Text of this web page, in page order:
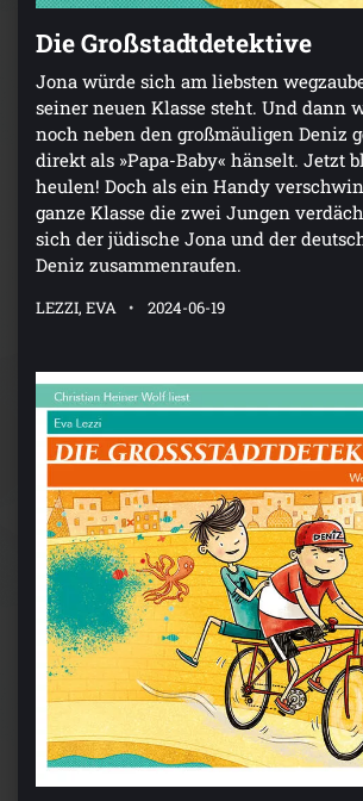
Die Großstadtdetektive
Jona würde sich am liebsten
seiner neuen Klasse steht. Und dann
noch neben den großmäuligen Deniz
direkt als »Papa-Baby« hänselt. Jetzt
heulen! Doch als ein Handy
ganze Klasse die zwei Jungen
sich der jüdische Jona und der
Deniz zusammenraufen.
LEZZI, EVA 2024-06-19